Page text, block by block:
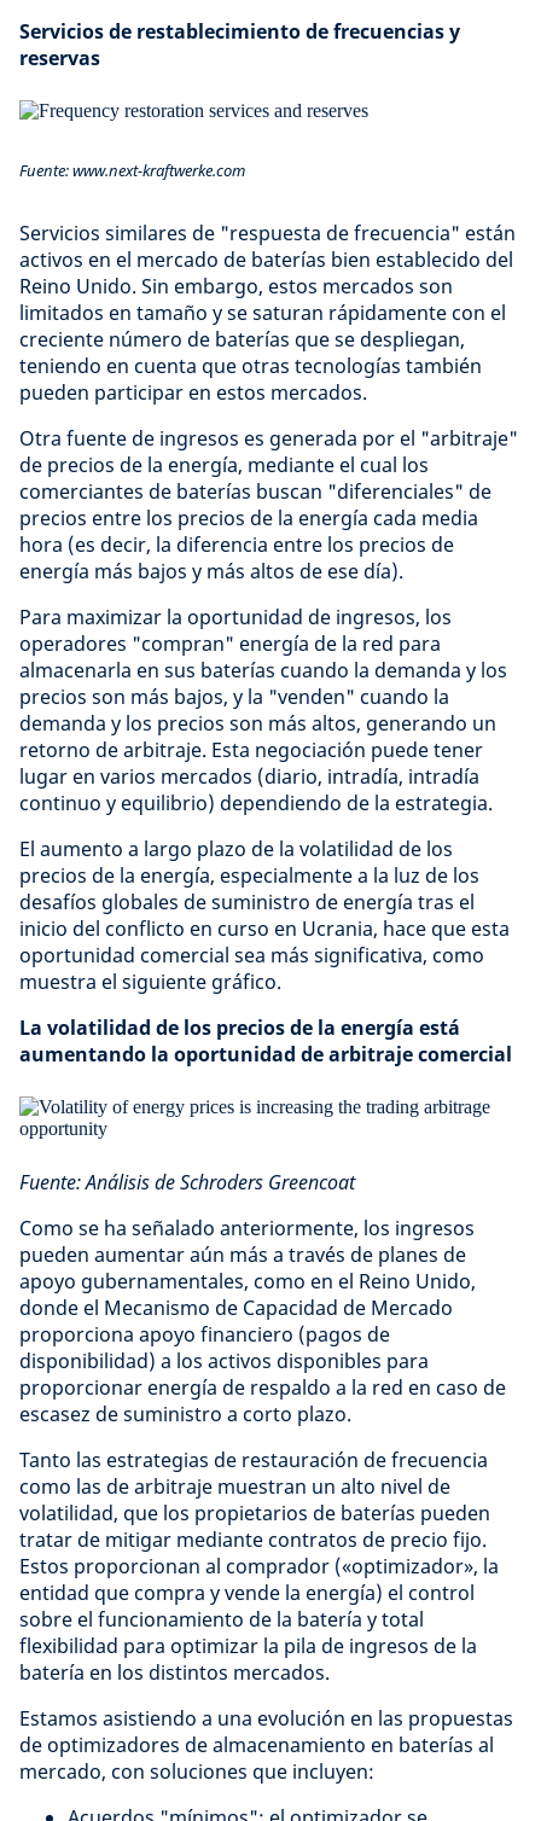
Servicios de restablecimiento de frecuencias y
reservas
Fuente: www.next-kraftwerke.com
Servicios similares de "respuesta de frecuencia" están
activos en el mercado de baterías bien establecido del
Reino Unido. Sin embargo, estos mercados son
limitados en tamaño y se saturan rápidamente con el
creciente número de baterías que se despliegan,
teniendo en cuenta que otras tecnologías también
pueden participar en estos mercados.
Otra fuente de ingresos es generada por el "arbitraje"
de precios de la energía, mediante el cual los
comerciantes de baterías buscan "diferenciales" de
precios entre los precios de la energía cada media
hora (es decir, la diferencia entre los precios de
energía más bajos y más altos de ese día).
Para maximizar la oportunidad de ingresos, los
operadores "compran" energía de la red para
almacenarla en sus baterías cuando la demanda y los
precios son más bajos, y la "venden" cuando la
demanda y los precios son más altos, generando un
retorno de arbitraje. Esta negociación puede tener
lugar en varios mercados (diario, intradía, intradía
continuo y equilibrio) dependiendo de la estrategia.
El aumento a largo plazo de la volatilidad de los
precios de la energía, especialmente a la luz de los
desafíos globales de suministro de energía tras el
inicio del conflicto en curso en Ucrania, hace que esta
oportunidad comercial sea más significativa, como
muestra el siguiente gráfico.
La volatilidad de los precios de la energía está
aumentando la oportunidad de arbitraje comercial
Fuente: Análisis de Schroders Greencoat
Como se ha señalado anteriormente, los ingresos
pueden aumentar aún más a través de planes de
apoyo gubernamentales, como en el Reino Unido,
donde el Mecanismo de Capacidad de Mercado
proporciona apoyo financiero (pagos de
disponibilidad) a los activos disponibles para
proporcionar energía de respaldo a la red en caso de
escasez de suministro a corto plazo.
Tanto las estrategias de restauración de frecuencia
como las de arbitraje muestran un alto nivel de
volatilidad, que los propietarios de baterías pueden
tratar de mitigar mediante contratos de precio fijo.
Estos proporcionan al comprador («optimizador», la
entidad que compra y vende la energía) el control
sobre el funcionamiento de la batería y total
flexibilidad para optimizar la pila de ingresos de la
batería en los distintos mercados.
Estamos asistiendo a una evolución en las propuestas
de optimizadores de almacenamiento en baterías al
mercado, con soluciones que incluyen: